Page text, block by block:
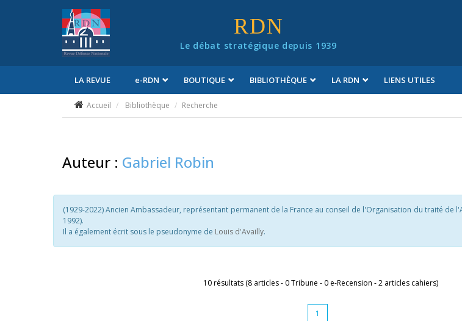
RDN
Le débat stratégique depuis 1939
LA REVUE e-RDN BOUTIQUE BIBLIOTHÈQUE LA RDN LIENS UTILES
Accueil Bibliothèque Recherche
Auteur : Gabriel Robin
(1929-2022) Ancien Ambassadeur, représentant permanent de la France au conseil de l'Organisation du traité de
1992).
Il a également écrit sous le pseudonyme de Louis d'Availly.
10 résultats (8 articles - 0 Tribune - 0 e-Recension - 2 articles cahiers)
1